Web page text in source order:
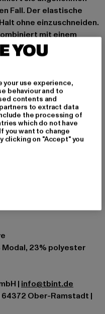
Fall. Der elastische
ohne einzuschneiden.
mit einem
Culotte ist dein
av Urban Classics
höfterna ordentligt
utmärkt komfort
Fritid, Avslappnad,
band
23% polyester
| info@tbint.de
Ober-Ramstadt |
YOU
use experience,
behaviour and to
contents and
to extract data
the processing of
which do not have
you want to change
clicking on "Accept" you